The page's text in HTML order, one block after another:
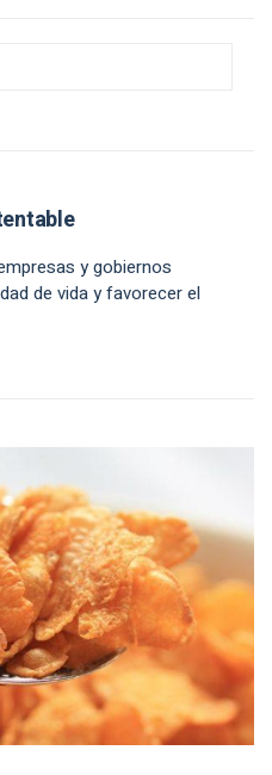
y gobiernos
de vida y favorecer el